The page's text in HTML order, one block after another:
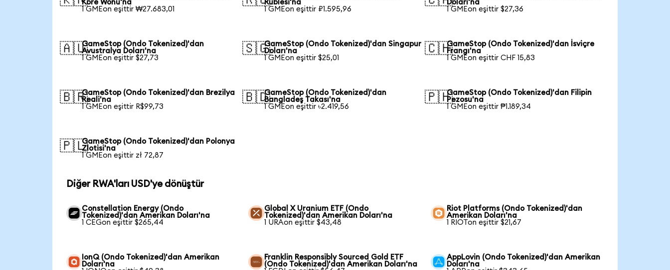
Kore Wonu'na
1 GMEon eşittir ₩27.683,01
Rublesi'na
1 GMEon eşittir ₽1.595,96
Doları'na
1 GMEon eşittir $27,36
🇦🇺GameStop (Ondo Tokenized)'dan
Avustralya Doları'na
1 GMEon eşittir $27,73
🇸🇬GameStop (Ondo Tokenized)'dan Singapur
Doları'na
1 GMEon eşittir $25,01
🇨🇭GameStop (Ondo Tokenized)'dan İsviçre
Frangı'na
1 GMEon eşittir CHF 15,83
🇧🇷GameStop (Ondo Tokenized)'dan Brezilya
Reali'na
1 GMEon eşittir R$99,73
🇧🇩GameStop (Ondo Tokenized)'dan
Bangladeş Takası'na
1 GMEon eşittir ৳2.419,56
🇵🇭GameStop (Ondo Tokenized)'dan Filipin
Pezosu'na
1 GMEon eşittir ₱1.189,34
🇵🇱GameStop (Ondo Tokenized)'dan Polonya
Zlotisi'na
1 GMEon eşittir zł 72,87
Diğer RWA'ları USD'ye dönüştür
Constellation Energy (Ondo
Tokenized)'dan Amerikan Doları'na
1 CEGon eşittir $265,44
Global X Uranium ETF (Ondo
Tokenized)'dan Amerikan Doları'na
1 URAon eşittir $43,48
Riot Platforms (Ondo Tokenized)'dan
Amerikan Doları'na
1 RIOTon eşittir $21,67
IonQ (Ondo Tokenized)'dan Amerikan
Doları'na
Franklin Responsibly Sourced Gold ETF
(Ondo Tokenized)'dan Amerikan Doları'na
AppLovin (Ondo Tokenized)'dan Amerikan
Doları'na